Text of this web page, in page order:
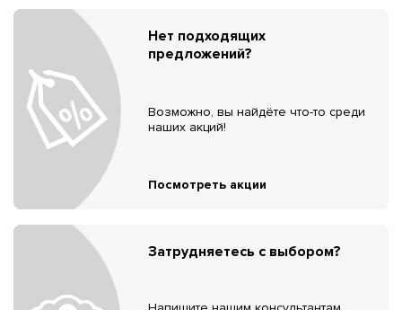
Нет подходящих
предложений?
Возможно, вы найдёте что-то среди
наших акций!
Посмотреть акции
Затрудняетесь с выбором?